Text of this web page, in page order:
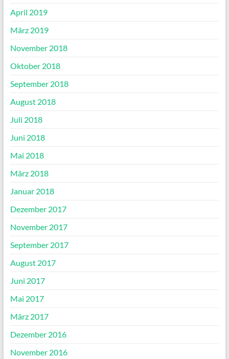
April 2019
März 2019
November 2018
Oktober 2018
September 2018
August 2018
Juli 2018
Juni 2018
Mai 2018
März 2018
Januar 2018
Dezember 2017
November 2017
September 2017
August 2017
Juni 2017
Mai 2017
März 2017
Dezember 2016
November 2016